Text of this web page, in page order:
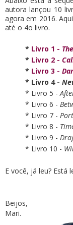
autora lançou 10
agora em 2016.
até o 4o livro.
* Livro 1 -
* Livro 2 -
* Livro 3 -
* Livro 4 -
* Livro 5 -
* Livro 6 -
* Livro 7 -
* Livro 8 -
* Livro 9 -
* Livro 10 -
E você, já leu? Está
Beijos,
Mari.